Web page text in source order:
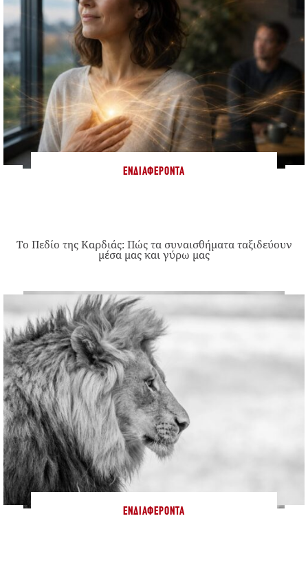
ΕΝΔΙΑΦΈΡΟΝΤΑ
Το Πεδίο της Καρδιάς: Πώς τα συναισθήματα ταξιδεύουν
μέσα μας και γύρω μας
ΕΝΔΙΑΦΈΡΟΝΤΑ